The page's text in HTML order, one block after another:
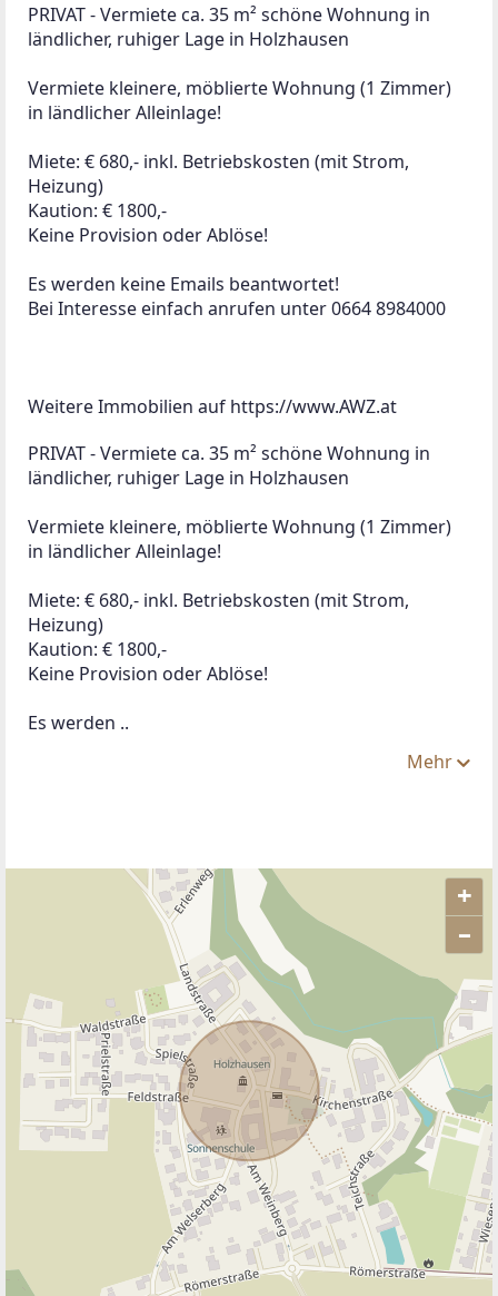
PRIVAT - Vermiete ca. 35 m² schöne Wohnung in
ländlicher, ruhiger Lage in Holzhausen
Vermiete kleinere, möblierte Wohnung (1 Zimmer)
in ländlicher Alleinlage!
Miete: € 680,- inkl. Betriebskosten (mit Strom,
Heizung)
Kaution: € 1800,-
Keine Provision oder Ablöse!
Es werden keine Emails beantwortet!
Bei Interesse einfach anrufen unter 0664 8984000
Weitere Immobilien auf https://www.AWZ.at
PRIVAT - Vermiete ca. 35 m² schöne Wohnung in
ländlicher, ruhiger Lage in Holzhausen
Vermiete kleinere, möblierte Wohnung (1 Zimmer)
in ländlicher Alleinlage!
Miete: € 680,- inkl. Betriebskosten (mit Strom,
Heizung)
Kaution: € 1800,-
Keine Provision oder Ablöse!
Es werden ..
Mehr
+
–
ANBIETER KONTAKTIEREN